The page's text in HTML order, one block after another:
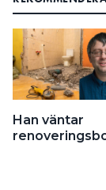
Han väntar